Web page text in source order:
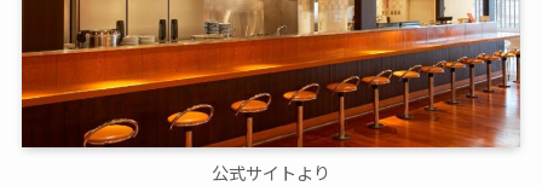
公式サイトより